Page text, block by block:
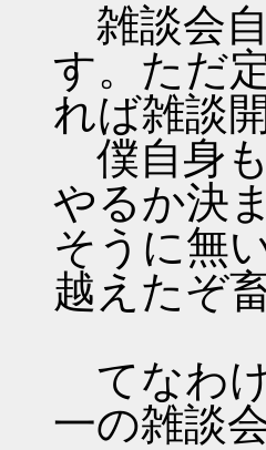
雑談会
す。ただ
れば雑談
僕自身
やるか決
そうに無
越えたぞ
てなわ
一の雑談